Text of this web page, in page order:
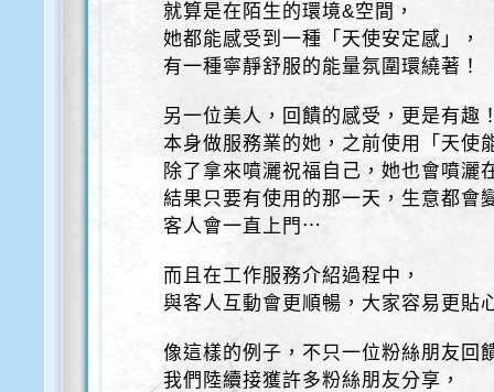
就算是在陌生的環境&空間，
她都能感受到一種「天使安定感」，
有一種寧靜舒服的能量氛圍環繞著！
另一位美人，回饋的感受，更是有趣
本身做服務業的她，之前使用「天使
除了拿來噴灑祝福自己，她也會噴灑
結果只要有使用的那一天，生意都會
客人會一直上門⋯
而且在工作服務介紹過程中，
與客人互動會更順暢，大家容易更貼
像這樣的例子，不只一位粉絲朋友回
我們陸續接獲許多粉絲朋友分享，